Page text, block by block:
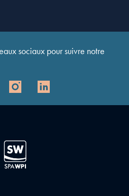
sociaux pour suivre notre